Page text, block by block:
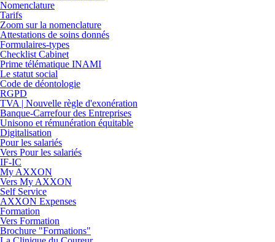
Nomenclature
Tarifs
Zoom sur la nomenclature
Attestations de soins donnés
Formulaires-types
Checklist Cabinet
Prime télématique INAMI
Le statut social
Code de déontologie
RGPD
TVA | Nouvelle règle d'exonération
Banque-Carrefour des Entreprises
Unisono et rémunération équitable
Digitalisation
Pour les salariés
Vers Pour les salariés
IF-IC
My AXXON
Vers My AXXON
Self Service
AXXON Expenses
Formation
Vers Formation
Brochure "Formations"